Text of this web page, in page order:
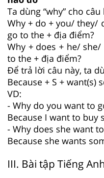
Ta dùng “why” cho
Why + do + you/ they/
go to the + địa điểm?
Why + does + he/
to the + địa điểm?
Để trả lời câu này, ta
Because + S + want(s)
VD:
- Why do you want to
Because I want to buy
- Why does she want
Because she wants
III. Bài tập Tiếng